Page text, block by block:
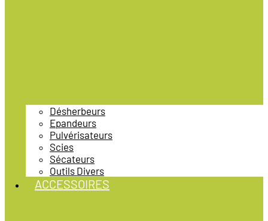
Désherbeurs
Epandeurs
Pulvérisateurs
Scies
Sécateurs
Outils Divers
ACCESSOIRES